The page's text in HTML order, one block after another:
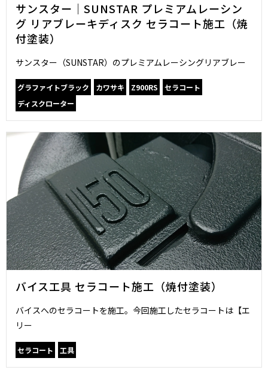
サンスター｜SUNSTAR プレミアムレーシン
グ リアブレーキディスク セラコート施工（焼
付塗装）
サンスター（SUNSTAR）のプレミアムレーシングリアブレー
グラファイトブラック カワサキ Z900RS
セラコート
ディスクローター
バイス工具 セラコート施工（焼付塗装）
バイスへのセラコートを施工。今回施工したセラコートは【エ
リー
セラコート 工具